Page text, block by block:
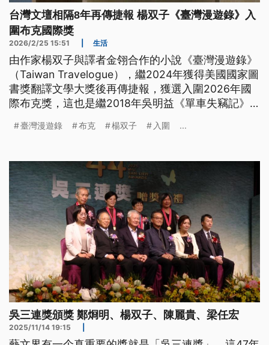
台灣文壇相隔8年再傳捷報 楊双子《臺灣漫遊錄》入
圍布克國際獎
2026/2/25 15:51 生活
由作家楊双子與譯者金翎合作的小說《臺灣漫遊錄》
（Taiwan Travelogue），繼2024年獲得美國國家圖
書獎翻譯文學大獎後再傳捷報，獲選入圍2026年國
際布克獎，這也是繼2018年吳明益《單車失竊記》
臺灣漫遊錄 布克 楊双子 入圍 ...
吳三連獎頒獎 鄭烱明、楊双子、陳麗貴、梁任宏
2025/11/14 19:15